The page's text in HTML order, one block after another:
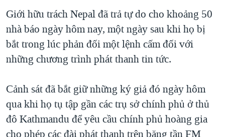
chính
Tới
điều
hướng
chính
Đi
"Tìm"
BLOG
DIỄN ĐÀN
MỤC
VẠCH TRẦN TIN GIẢ
NGƯỜI VIỆT HẢI NGOẠI
CHIẾN TRANH THƯƠNG MẠI CỦA MỸ: QUÁ KHỨ VÀ HIỆN
TẠI
HÀNH TRÌNH BẦU CỬ 2024
HỌC TIẾNG ANH
VIDEO
NGHE
Giới hữu trách Nepal đã trả tự do cho khoảng 50
nhà báo ngày hôm nay, một ngày sau khi họ bị
bắt trong lúc phản đối một lệnh cấm đối với
những chương trình phát thanh tin tức.
Cảnh sát đã bắt giữ những ký giả đó ngày hôm
qua khi họ tụ tập gần các trụ sở chính phủ ở thủ
đô Kathmandu để yêu cầu chính phủ hoàng gia
cho phép các đài phát thanh trên băng tần FM